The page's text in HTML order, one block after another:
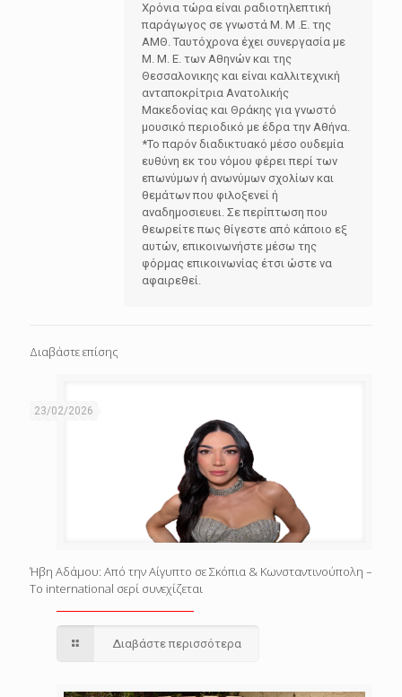
Χρόνια τώρα είναι ραδιοτηλεπτική
παράγωγος σε γνωστά Μ. Μ .Ε. της
ΑΜΘ. Ταυτόχρονα έχει συνεργασία με
Μ. Μ. Ε. των Αθηνών και της
Θεσσαλονικης και είναι καλλιτεχνική
ανταποκρίτρια Ανατολικής
Μακεδονίας και Θράκης για γνωστό
μουσικό περιοδικό με έδρα την Αθήνα.
*Το παρόν διαδικτυακό μέσο ουδεμία
ευθύνη εκ του νόμου φέρει περί των
επωνύμων ή ανωνύμων σχολίων και
θεμάτων που φιλοξενεί ή
αναδημοσιευει. Σε περίπτωση που
θεωρείτε πως θίγεστε από κάποιο εξ
αυτών, επικοινωνήστε μέσω της
φόρμας επικοινωνίας έτσι ώστε να
αφαιρεθεί.
Διαβάστε επίσης
23/02/2026
Ήβη Αδάμου: Από την Αίγυπτο σε Σκόπια & Κωνσταντινούπολη –
Το international σερί συνεχίζεται
Διαβάστε περισσότερα